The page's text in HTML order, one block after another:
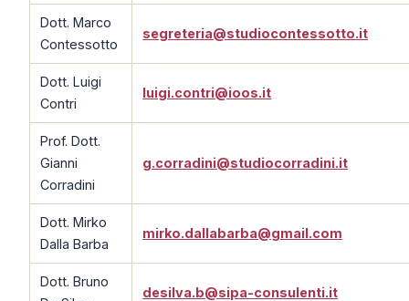
Dott. Marco
Contessotto
segreteria@studiocontessotto.it
Dott. Luigi
Contri
luigi.contri@ioos.it
Prof. Dott.
Gianni
Corradini
g.corradini@studiocorradini.it
Dott. Mirko
Dalla Barba
mirko.dallabarba@gmail.com
Dott. Bruno
desilva.b@sipa-consulenti.it